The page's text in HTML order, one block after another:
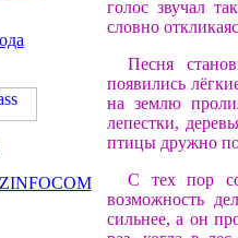
голос звучал
словно
Песня
появились
на землю
лепестки,
птицы дружно
С тех пор
возможность
сильнее, а он